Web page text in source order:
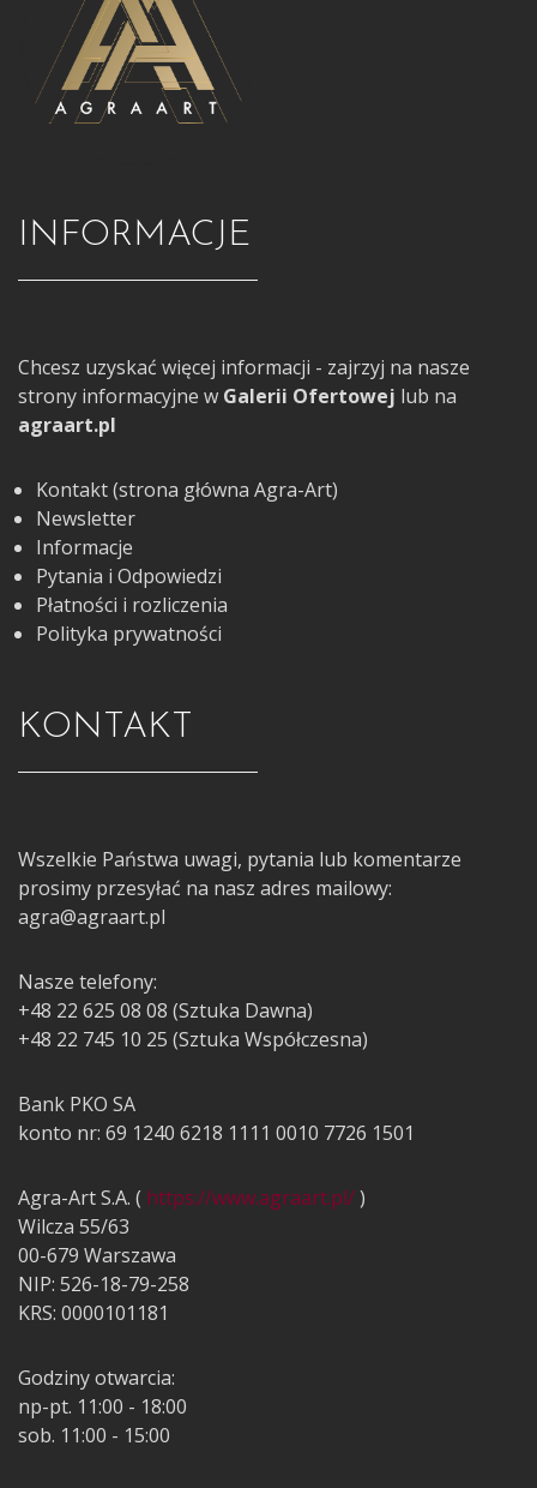
INFORMACJE
Chcesz uzyskać więcej informacji - zajrzyj na nasze
strony informacyjne w Galerii Ofertowej lub na
agraart.pl
Kontakt (strona główna Agra-Art)
Newsletter
Informacje
Pytania i Odpowiedzi
Płatności i rozliczenia
Polityka prywatności
KONTAKT
Wszelkie Państwa uwagi, pytania lub komentarze
prosimy przesyłać na nasz adres mailowy:
agra@agraart.pl
Nasze telefony:
+48 22 625 08 08 (Sztuka Dawna)
+48 22 745 10 25 (Sztuka Współczesna)
Bank PKO SA
konto nr: 69 1240 6218 1111 0010 7726 1501
Agra-Art S.A. ( https://www.agraart.pl/)
Wilcza 55/63
00-679 Warszawa
NIP: 526-18-79-258
KRS: 0000101181
Godziny otwarcia:
np-pt. 11:00 - 18:00
sob. 11:00 - 15:00